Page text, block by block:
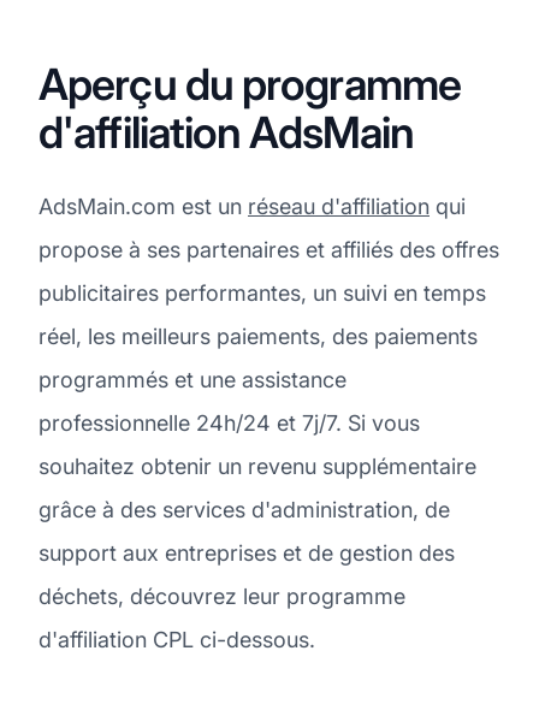
Aperçu du programme
d'affiliation AdsMain
AdsMain.com est un réseau d'affiliation qui
propose à ses partenaires et affiliés des offres
publicitaires performantes, un suivi en temps
réel, les meilleurs paiements, des paiements
programmés et une assistance
professionnelle 24h/24 et 7j/7. Si vous
souhaitez obtenir un revenu supplémentaire
grâce à des services d'administration, de
support aux entreprises et de gestion des
déchets, découvrez leur programme
d'affiliation CPL ci-dessous.